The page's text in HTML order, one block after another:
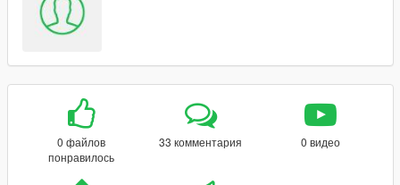
0 файлов
понравилось
33 комментария 0 видео